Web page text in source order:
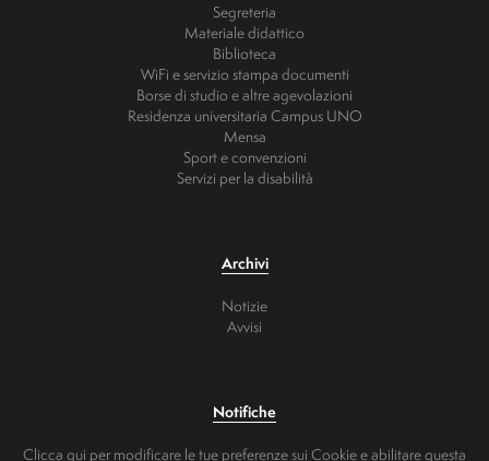
Segreteria
Materiale didattico
Biblioteca
WiFi e servizio stampa documenti
Borse di studio e altre agevolazioni
Residenza universitaria Campus UNO
Mensa
Sport e convenzioni
Servizi per la disabilità
Archivi
Notizie
Avvisi
Notifiche
Clicca qui per modificare le tue preferenze sui Cookie e abilitare questa